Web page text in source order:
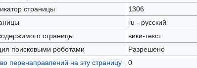
страницы
1306
ru - русский
страницы
вики-текст
поисковыми роботами
Разрешено
перенаправлений на эту страницу
0